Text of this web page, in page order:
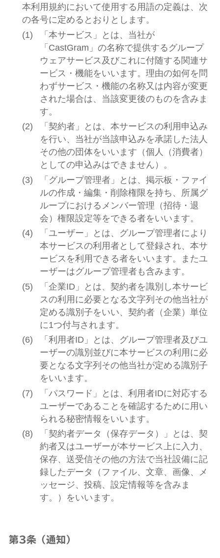
本利用規約において使用する用語の定義は、次
の各号に定めるとおりとします。
「本サービス」とは、当社が
「CastGram」の名称で提供するグループ
ウェアサービス及びこれに付随する関連サ
ービス・機能をいいます。理由の如何を問
わずサービス・機能の名称又は内容が変更
された場合は、当該変更後のものを含みま
す。
「契約者」とは、本サービスの利用申込み
を行い、当社が当該申込みを承諾した法人
その他の団体をいいます（個人（消費者）
としての申込みはできません）。
「グループ管理者」とは、掲示板・ファイ
ルの作成・編集・削除権限を持ち、所属グ
ループにおけるメンバー管理（招待・退
会）権限設定等をできる者をいいます。
「ユーザー」とは、グループ管理者により
本サービスの利用者として登録され、本サ
ービスを利用できる者をいいます。またユ
ーザーはグループ管理者も含みます。
「企業ID」とは、契約者を識別し本サービ
スの利用に必要となる文字列その他当社が
定める識別子をいい、契約者（企業）単位
に1つ付与されます。
「利用者ID」とは、グループ管理者及びユ
ーザーの識別並びに本サービスの利用に必
要となる文字列その他当社が定める識別子
をいいます。
「パスワード」とは、利用者IDに対応する
ユーザーであることを確認するために用い
られる秘密情報をいいます。
「契約者データ（保存データ）」とは、契
約者又はユーザーが本サービス上に入力、
保存、送受信その他の方法で当社設備に記
録したデータ（ファイル、文章、画像、メ
ッセージ、投稿、設定情報等を含みま
す。）をいいます。
第3条（通知）